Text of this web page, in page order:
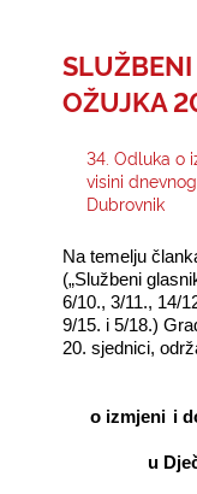
OŽUJKA
34. Odluka o
visini
Dubrovnik
Na temelju
(„Službeni
6/10., 3/11., 14/
9/15. i 5/18.)
20. sjednici,
o izmjeni i
u